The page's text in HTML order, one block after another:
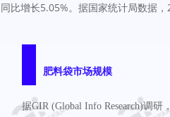
同比增长5.05%。据国家统计局数据
肥料袋市场规模
据GIR (Global Info Research)调